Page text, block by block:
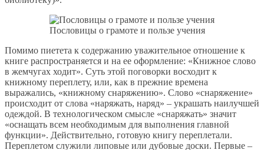
Пословицы о грамоте и пользе учения
Помимо пиетета к содержанию уважительное отношение к
книге распространяется и на ее оформление: «Книжное слово
в жемчугах ходит». Суть этой поговорки восходит к
книжному переплету, или, как в прежние времена
выражались, «книжному снаряжению». Слово «снаряжение»
происходит от слова «наряжать, наряд» – украшать наилучшей
одеждой. В технологическом смысле «снаряжать» значит
«оснащать всем необходимым для выполнения главной
функции». Действительно, готовую книгу переплетали.
Переплетом служили липовые или дубовые доски. Первые –